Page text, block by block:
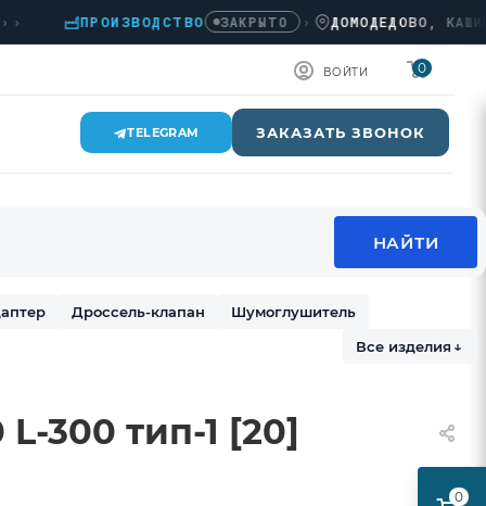
ПРОИЗВОДСТВО ЗАКРЫТО › ДОМОДЕДОВО,
ВОЙТИ 0
TELEGRAM ЗАКАЗАТЬ ЗВОНОК
Дроссель-клапан
Шумоглушитель
Все изделия ↓
300 тип-1 [20]
0